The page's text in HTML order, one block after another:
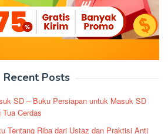
Recent Posts
SD – Buku Persiapan untuk Masuk SD
Cerdas
Tentang Riba dari Ustaz dan Praktisi Anti